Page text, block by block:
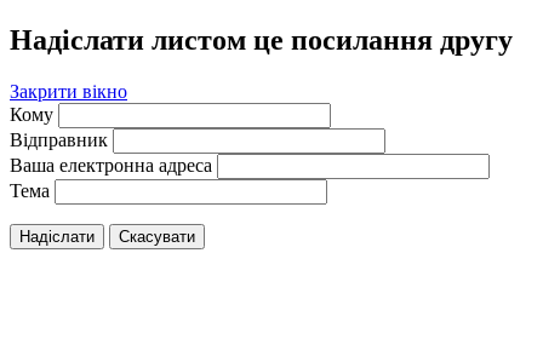
Надіслати листом це посилання другу
Закрити вікно
Кому
Відправник
Ваша електронна адреса
Тема
Надіслати Скасувати